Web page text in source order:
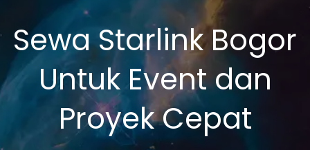
Sewa Starlink Bogor
Untuk Event dan
Proyek Cepat